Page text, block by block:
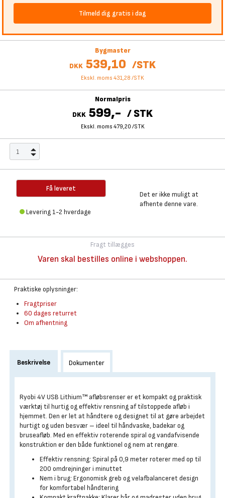
Tilmeld dig gratis i dag
Bygmaster
DKK 539,10 /STK
Ekskl. moms 431,28 /STK
Normalpris
DKK 599,- /STK
Ekskl. moms 479,20 /STK
Få leveret
Levering 1-2 hverdage
Det er ikke muligt at
afhente denne vare.
Fragt tillægges
Varen skal bestilles online i webshoppen.
Praktiske oplysninger:
Fragtpriser
60 dages returret
Om afhentning
Beskrivelse Dokumenter
Ryobi 4V USB Lithium™ afløbsrenser er et kompakt og praktisk
værktøj til hurtig og effektiv rensning af tilstoppede afløb i
hjemmet. Den er let at håndtere og designet til at gøre arbejdet
hurtigt og uden besvær – ideel til håndvaske, badekar og
bruseafløb. Med en effektiv roterende spiral og vandafvisende
konstruktion er den både funktionel og nem at rengøre.
Effektiv rensning: Spiral på 0,9 meter roterer med op til
200 omdrejninger i minuttet
Nem i brug: Ergonomisk greb og velafbalanceret design
for komfortabel håndtering